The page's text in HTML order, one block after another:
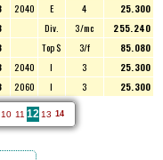
2040 E 4
25.300
Div. 3/mc
255.240
Top $ 3/f
85.080
2040 I 3
25.300
2060 I 3 25.300
10 11 12 13 14